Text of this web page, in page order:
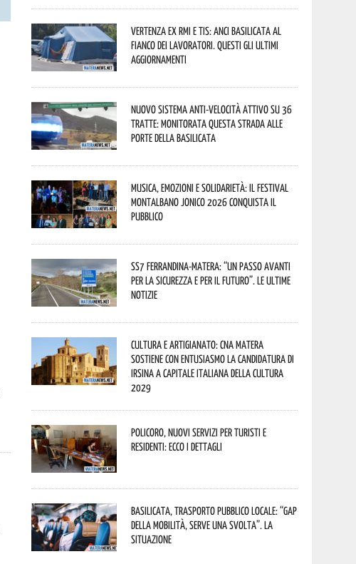
Vertenza ex RMI e TIS: ANCI Basilicata al
fianco dei lavoratori. Questi gli ultimi
aggiornamenti
Nuovo sistema anti-velocità attivo su 36
tratte: monitorata questa strada alle
porte della Basilicata
Musica, emozioni e solidarietà: il Festival
Montalbano Jonico 2026 conquista il
pubblico
SS7 Ferrandina-Matera: “Un passo avanti
per la sicurezza e per il futuro”. Le ultime
notizie
Cultura e Artigianato: CNA Matera
sostiene con entusiasmo la candidatura di
Irsina a Capitale Italiana della Cultura
2029
Policoro, nuovi servizi per turisti e
residenti: ecco i dettagli
Basilicata, trasporto pubblico locale: “Gap
della mobilità, serve una svolta”. La
situazione